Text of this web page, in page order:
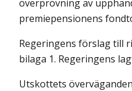
överprövning av
premie­pensionens
Regeringens förslag till
bilaga 1. Regeringens
Utskottets överväganden